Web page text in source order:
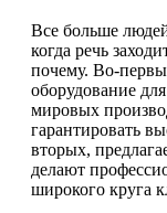
Все больше
когда речь
почему. Во-
оборудование
мировых
гарантировать
вторых,
делают
широкого круга